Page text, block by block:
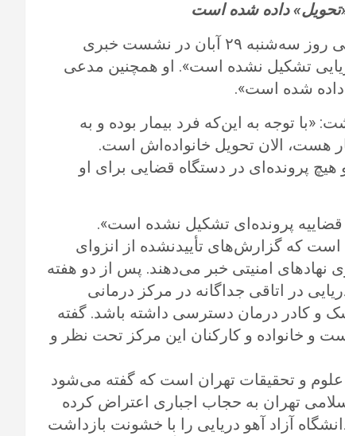
«تحویل» داده شده است
اصغر جهانگیر، سخنگوی قوه قضاییه جمهوری اسلامی روز سه‌شنبه ۲۹ آبان در نشست خبری
تشکیل نشده است». او همچنین مدعی
داده شده است».
«با توجه به این‌که فرد بیمار بوده و به
هست، الان تحویل خانواده‌اش است.
پرونده‌ای در دستگاه قضایی برای او
قضاییه پرونده‌ای تشکیل نشده است».
که گزارش‌های تأییدنشده از انزوای
امنیتی خبر می‌دهند. پس از دو هفته
در اتاقی جداگانه در مرکز درمانی
کادر درمان دسترسی داشته باشد. گفته
و خانواده و کارکنان این مرکز تحت نظر و
علوم و تحقیقات تهران است که گفته می‌شود
تهران به حجاب اجباری اعتراض کرده
همان محوطه دانشگاه آزاد آهو دریایی را با خشونت بازداشت